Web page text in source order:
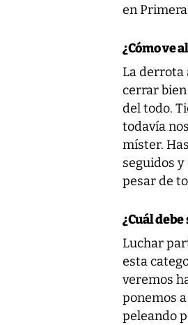
en
¿Cómo ve
La derrota
cerrar
del todo.
todavía
míster.
seguidos
pesar de
¿Cuál
Luchar
esta
veremos
ponemos
peleando